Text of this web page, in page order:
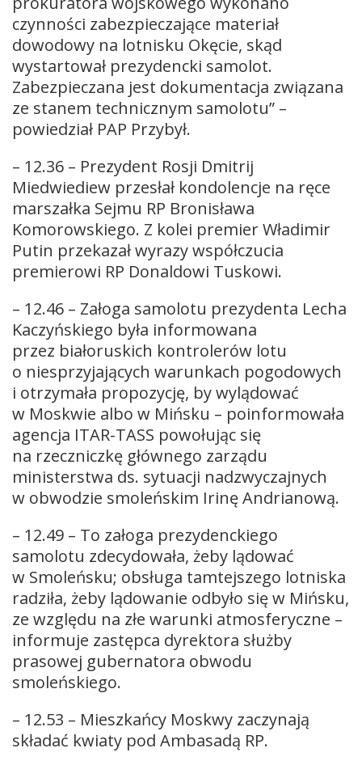
czynności zabezpieczające materiał
dowodowy na lotnisku Okęcie, skąd
wystartował prezydencki samolot.
Zabezpieczana jest dokumentacja związana
ze stanem technicznym samolotu” –
powiedział PAP Przybył.
– 12.36 – Prezydent Rosji Dmitrij
Miedwiediew przesłał kondolencje na ręce
marszałka Sejmu RP Bronisława
Komorowskiego. Z kolei premier Władimir
Putin przekazał wyrazy współczucia
premierowi RP Donaldowi Tuskowi.
– 12.46 – Załoga samolotu prezydenta Lecha
Kaczyńskiego była informowana
przez białoruskich kontrolerów lotu
o niesprzyjających warunkach pogodowych
i otrzymała propozycję, by wylądować
w Moskwie albo w Mińsku – poinformowała
agencja ITAR-TASS powołując się
na rzeczniczkę głównego zarządu
ministerstwa ds. sytuacji nadzwyczajnych
w obwodzie smoleńskim Irinę Andrianową.
– 12.49 – To załoga prezydenckiego
samolotu zdecydowała, żeby lądować
w Smoleńsku; obsługa tamtejszego lotniska
radziła, żeby lądowanie odbyło się w Mińsku,
ze względu na złe warunki atmosferyczne –
informuje zastępca dyrektora służby
prasowej gubernatora obwodu
smoleńskiego.
– 12.53 – Mieszkańcy Moskwy zaczynają
składać kwiaty pod Ambasadą RP.